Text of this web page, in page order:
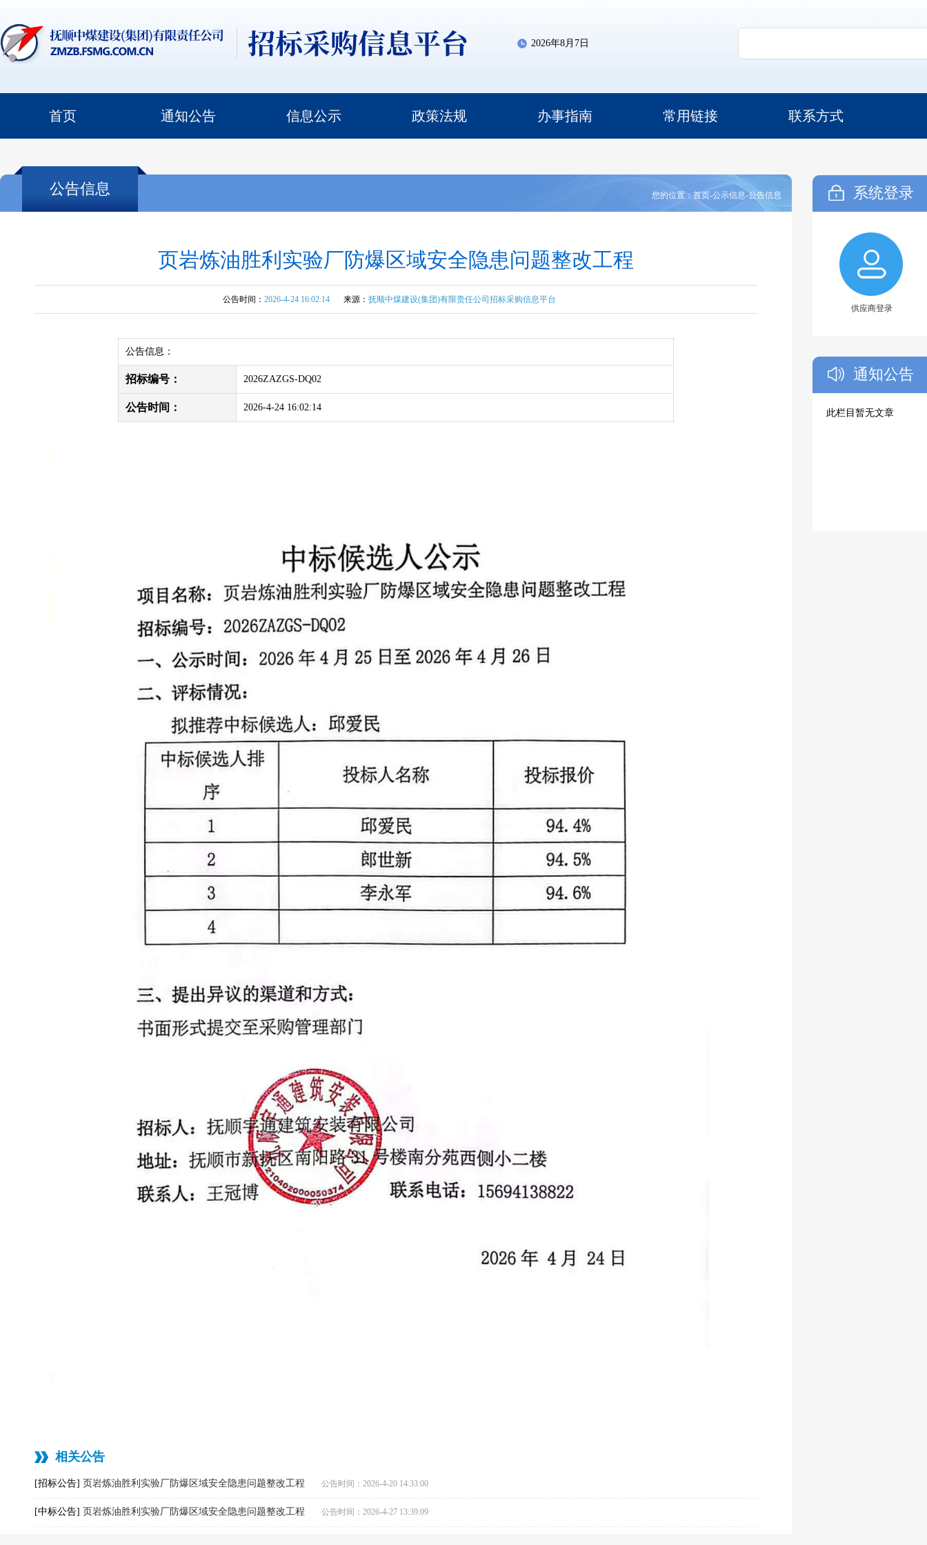
2026年8月7日
首页 通知公告 信息公示 政策法规 办事指南 常用链接 联系方式
公告信息 您的位置：首页-公示信息-公告信息
页岩炼油胜利实验厂防爆区域安全隐患问题整改工程
公告时间： 2026-4-24 16:02:14 来源： 抚顺中煤建设(集团)有限责任公司招标采购信息平台
公告信息：
招标编号： 2026ZAZGS-DQ02
公告时间： 2026-4-24 16:02:14
相关公告
[招标公告] 页岩炼油胜利实验厂防爆区域安全隐患问题整改工程 公告时间：2026-4-20 14:33:00
[中标公告] 页岩炼油胜利实验厂防爆区域安全隐患问题整改工程 公告时间：2026-4-27 13:39:09
系统登录
通知公告
此栏目暂无文章